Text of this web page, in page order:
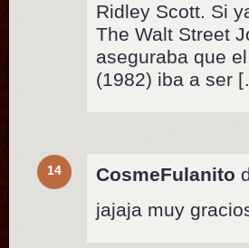
Ridley Scott. Si
The Walt Street
aseguraba que
(1982) iba a ser
14 CosmeFulanito
jajaja muy